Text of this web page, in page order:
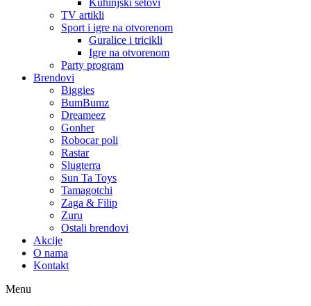
Kuhinjski setovi
TV artikli
Sport i igre na otvorenom
Guralice i tricikli
Igre na otvorenom
Party program
Brendovi
Biggies
BumBumz
Dreameez
Gonher
Robocar poli
Rastar
Slugterra
Sun Ta Toys
Tamagotchi
Zaga & Filip
Zuru
Ostali brendovi
Akcije
O nama
Kontakt
Menu